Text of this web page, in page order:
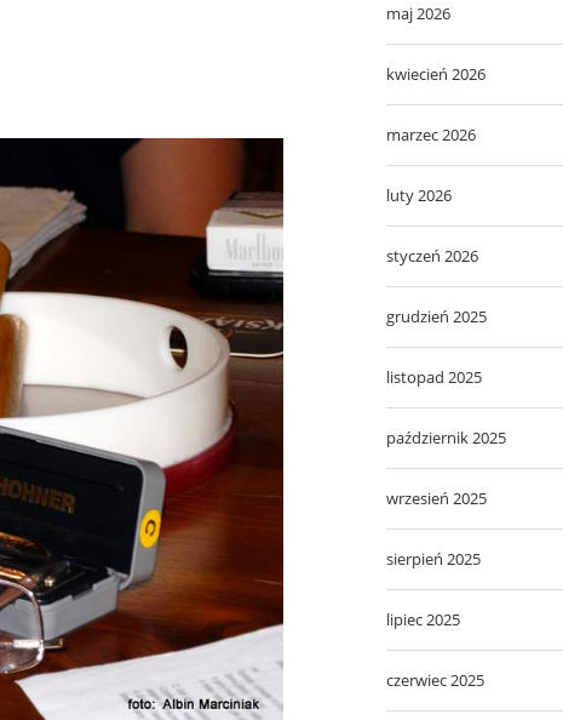
maj 2026
kwiecień 2026
marzec 2026
luty 2026
styczeń 2026
grudzień 2025
listopad 2025
październik 2025
wrzesień 2025
sierpień 2025
lipiec 2025
czerwiec 2025